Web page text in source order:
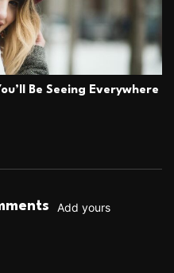
Be Seeing Everywhere
Add yours